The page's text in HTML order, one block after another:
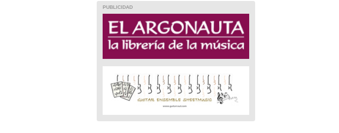
PUBLICIDAD